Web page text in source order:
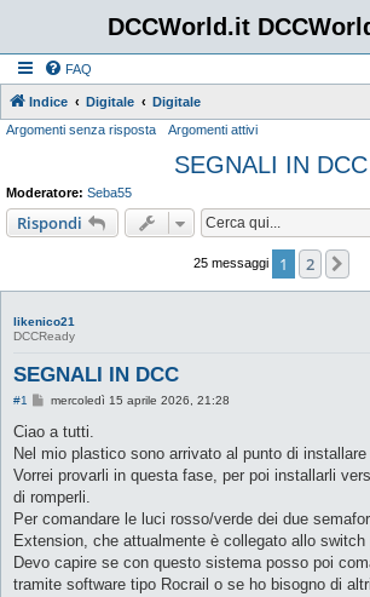
DCCWorld.it
FAQ
Indice Digitale Digitale
Argomenti senza risposta Argomenti attivi
SEGNALI IN DCC
Moderatore: Seba55
Rispondi
25 messaggi 1 2
likenico21
DCCReady
SEGNALI IN DCC
#1
M
s
a
g
i
o
mercoledì 15 aprile 2026, 21:28
Ciao a tutti.
Nel mio plastico sono arrivato al punto di installare
Vorrei provarli in questa fase, per poi installarli
di romperli.
Per comandare le luci rosso/verde dei due
Extension, che attualmente è collegato allo switch
Devo capire se con questo sistema posso poi
tramite software tipo Rocrail o se ho bisogno di